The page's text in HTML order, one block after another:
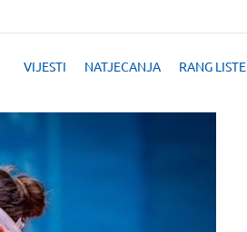
VIJESTI NATJECANJA RANG LISTE